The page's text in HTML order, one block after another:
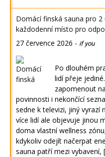
Domácí finská sauna pro
každodenní místo pro
27 července 2026 - if you
Po dlouhém
lidí přeje
zapomenout
povinnosti i nekončící
sedne k televizi, jiný vyrazí
více lidí ale objevuje jinou
doma vlastní wellness
kdykoliv odejít načerpat
sauna patří mezi vybavení,